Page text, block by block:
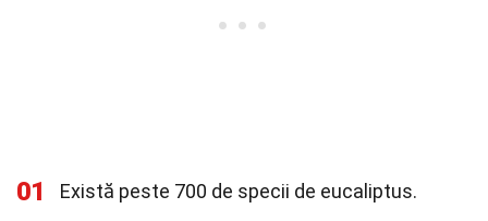
01 Există peste 700 de specii de eucaliptus.